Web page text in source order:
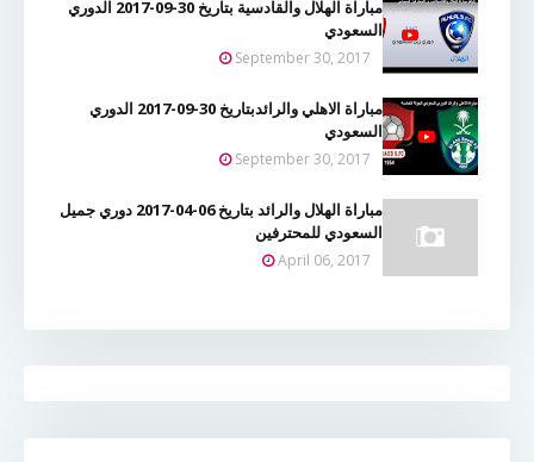
مباراة الهلال والقادسية بتاريخ 30-09-2017 الدوري
السعودي
September 30, 2017
مباراة الاهلي والرائدبتاريخ 30-09-2017 الدوري
السعودي
September 30, 2017
مباراة الهلال والرائد بتاريخ 06-04-2017 دوري جميل
السعودي للمحترفين
April 06, 2017